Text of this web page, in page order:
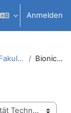
Anmelden
Faculty of Technology and Bionics / Fakultät Technologie und Bionik Bionics (M.Sc.)